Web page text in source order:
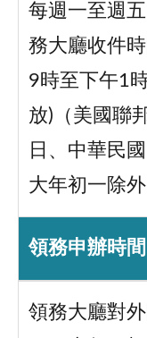
每週一至週
務大廳收件
9時至下午1
放)（美國聯
日、中華民
大年初一除外
領務申辦時間
領務大廳對